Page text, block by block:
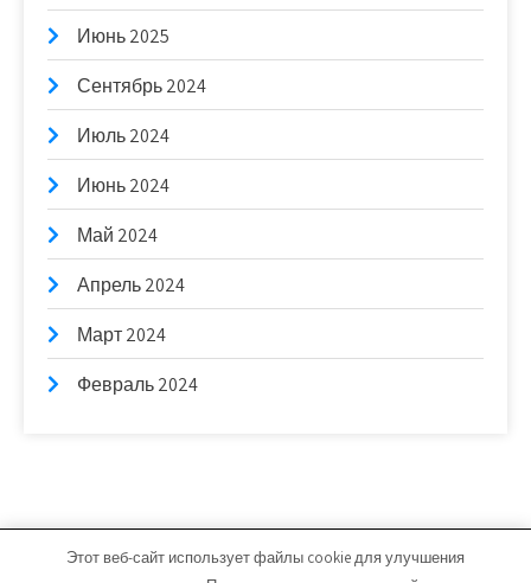
Июнь 2025
Сентябрь 2024
Июль 2024
Июнь 2024
Май 2024
Апрель 2024
Март 2024
Февраль 2024
bb-stroim.ru - Работает на WordPress
Этот веб-сайт использует файлы cookie для улучшения